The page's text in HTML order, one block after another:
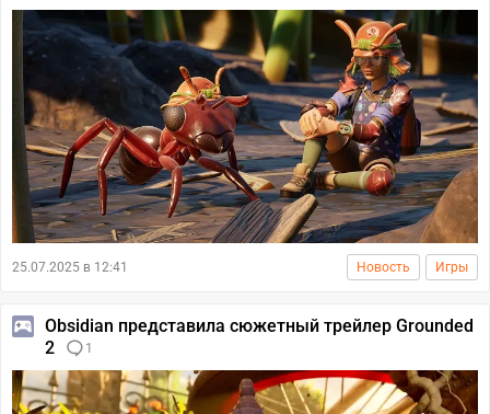
25.07.2025 в 12:41 Новость Игры
Obsidian представила сюжетный трейлер Grounded
2
1